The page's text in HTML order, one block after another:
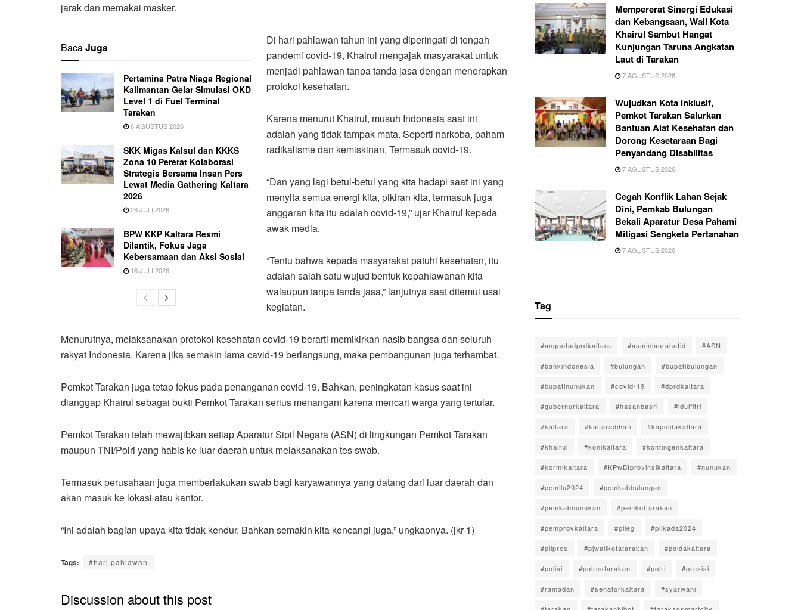
jarak dan memakai masker.
BacaJuga
Pertamina Patra Niaga Regional
Kalimantan Gelar Simulasi OKD
Level 1 di Fuel Terminal
Tarakan
6 AGUSTUS 2026
SKK Migas Kalsul dan KKKS
Zona 10 Pererat Kolaborasi
Strategis Bersama Insan Pers
Lewat Media Gathering Kaltara
2026
26 JULI 2026
BPW KKP Kaltara Resmi
Dilantik, Fokus Jaga
Kebersamaan dan Aksi Sosial
18 JULI 2026
Di hari pahlawan tahun ini yang diperingati di tengah
pandemi covid-19, Khairul mengajak masyarakat untuk
menjadi pahlawan tanpa tanda jasa dengan menerapkan
protokol kesehatan.
Karena menurut Khairul, musuh Indonesia saat ini
adalah yang tidak tampak mata. Seperti narkoba, paham
radikalisme dan kemiskinan. Termasuk covid-19.
“Dan yang lagi betul-betul yang kita hadapi saat ini yang
menyita semua energi kita, pikiran kita, termasuk juga
anggaran kita itu adalah covid-19,” ujar Khairul kepada
awak media.
“Tentu bahwa kepada masyarakat patuhi kesehatan, itu
adalah salah satu wujud bentuk kepahlawanan kita
walaupun tanpa tanda jasa,” lanjutnya saat ditemui usai
kegiatan.
Menurutnya, melaksanakan protokol kesehatan covid-19 berarti memikirkan nasib bangsa dan seluruh
rakyat Indonesia. Karena jika semakin lama cavid-19 berlangsung, maka pembangunan juga terhambat.
Pemkot Tarakan juga tetap fokus pada penanganan covid-19. Bahkan, peningkatan kasus saat ini
dianggap Khairul sebagai bukti Pemkot Tarakan serius menangani karena mencari warga yang tertular.
Pemkot Tarakan telah mewajibkan setiap Aparatur Sipil Negara (ASN) di lingkungan Pemkot Tarakan
maupun TNI/Polri yang habis ke luar daerah untuk melaksanakan tes swab.
Termasuk perusahaan juga memberlakukan swab bagi karyawannya yang datang dari luar daerah dan
akan masuk ke lokasi atau kantor.
“Ini adalah bagian upaya kita tidak kendur. Bahkan semakin kita kencangi juga,” ungkapnya. (jkr-1)
Tags: #hari pahlawan
Discussion about this post
Mempererat Sinergi Edukasi
dan Kebangsaan, Wali Kota
Khairul Sambut Hangat
Kunjungan Taruna Angkatan
Laut di Tarakan
7 AGUSTUS 2026
Wujudkan Kota Inklusif,
Pemkot Tarakan Salurkan
Bantuan Alat Kesehatan dan
Dorong Kesetaraan Bagi
Penyandang Disabilitas
7 AGUSTUS 2026
Cegah Konflik Lahan Sejak
Dini, Pemkab Bulungan
Bekali Aparatur Desa Pahami
Mitigasi Sengketa Pertanahan
7 AGUSTUS 2026
Tag
#anggotadprdkaltara #asminlaurahafid #ASN
#bankindonesia #bulungan #bupatibulungan
#bupatinunukan #covid-19 #dprdkaltara
#gubernurkaltara #hasanbasri #idulfitri
#kaltara #kaltaradihati #kapoldakaltara
#khairul #konikaltara #kontingenkaltara
#kormikaltara #KPwBIprovinsikaltara #nunukan
#pemilu2024 #pemkabbulungan
#pemkabnunukan #pemkottarakan
#pemprovkaltara #pileg #pilkada2024
#pilpres #pjwalikotatarakan #poldakaltara
#polisi #polrestarakan #polri #presisi
#ramadan #senatorkaltara #syarwani